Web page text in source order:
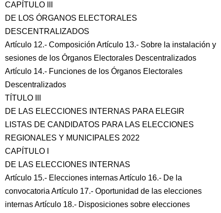
CAPÍTULO III
DE LOS ÓRGANOS ELECTORALES
DESCENTRALIZADOS
Artículo 12.- Composición Artículo 13.- Sobre la instalación y
sesiones de los Órganos Electorales Descentralizados
Artículo 14.- Funciones de los Órganos Electorales
Descentralizados
TÍTULO III
DE LAS ELECCIONES INTERNAS PARA ELEGIR
LISTAS DE CANDIDATOS PARA LAS ELECCIONES
REGIONALES Y MUNICIPALES 2022
CAPÍTULO I
DE LAS ELECCIONES INTERNAS
Artículo 15.- Elecciones internas Artículo 16.- De la
convocatoria Artículo 17.- Oportunidad de las elecciones
internas Artículo 18.- Disposiciones sobre elecciones